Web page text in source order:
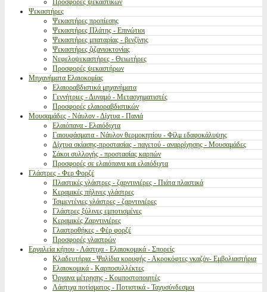
Προσφορές ψεκαστικών
Ψεκαστήρες
Ψεκαστήρες προπίεσης
Ψεκαστήρες Πλάτης - Επινώτιοι
Ψεκαστήρες μπαταρίας - βενζίνης
Ψεκαστήρες ζιζανιοκτονίας
Νεφελοψεκαστήρες - Θειωτήρες
Προσφορές ψεκαστήρων
Μηχανήματα Ελαιοκομίας
Ελαιοραβδιστικά μηχανήματα
Γεννήτριες - Δυναμό - Μετασχηματιστές
Προσφορές ελαιοραβδιστικών
Μουσαμάδες - Νάυλον - Δίχτυα - Πανιά
Ελαιόπανα - Ελαιόδιχτα
Γαιουφάσματα - Νάυλον θερμοκηπίου - Φίλμ εδαφοκάλυψης
Δίχτυα σκίασης-προστασίας - παγετού - αναρρίχησης - Μουσαμάδες
Σάκοι συλλογής - προστασίας καρπών
Προσφορές σε ελαιόπανα και ελαιόδιχτα
Γλάστρες - Φερ Φορζέ
Πλαστικές γλάστρες - ζαρντινιέρες - Πιάτα πλαστικά
Κεραμικές πήλινες γλάστρες
Τσιμεντένιες γλάστρες - ζαρντινιέρες
Γλάστρες ξύλινες εμποτισμένες
Κεραμικές Ζαρντινιέρες
Γλαστροθήκες - Φέρ φορζέ
Προσφορές γλαστρών
Εργαλεία κήπου - Λάστιχα - Ελαιοκομικά - Σπορείς
Κλαδευτήρια - Ψαλίδια κορυφής - Ακροκόφτες γκαζόν- Εμβολιαστήρια
Ελαιοκομικά - Καρποσυλλέκτες
Όργανα μέτρησης - Κομποστοποιητές
Λάστιχα ποτίσματος - Ποτιστικά - Ταχυσύνδεσμοι